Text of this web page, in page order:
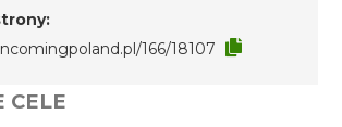
166/18107
CELE